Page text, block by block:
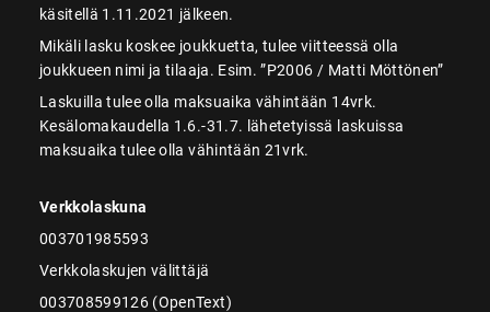
käsitellä 1.11.2021 jälkeen.
Mikäli lasku koskee joukkuetta, tulee viitteessä olla
joukkueen nimi ja tilaaja. Esim. ”P2006 / Matti Möttönen”
Laskuilla tulee olla maksuaika vähintään 14vrk.
Kesälomakaudella 1.6.-31.7. lähetetyissä laskuissa
maksuaika tulee olla vähintään 21vrk.
Verkkolaskuna
003701985593
Verkkolaskujen välittäjä
003708599126 (OpenText)